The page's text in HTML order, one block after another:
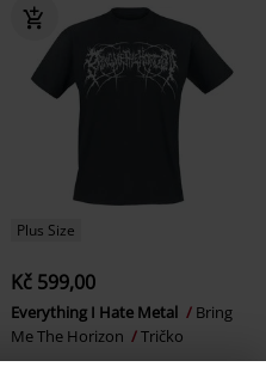
Plus Size
Kč 599,00
Everything I Hate Metal
Bring
Me The Horizon
Tričko